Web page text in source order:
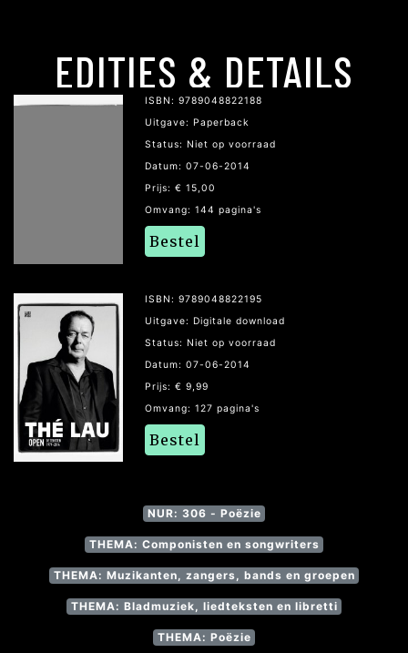
EDITIES & DETAILS
ISBN: 9789048822188
Uitgave: Paperback
Status: Niet op voorraad
Datum: 07-06-2014
Prijs: € 15,00
Omvang: 144 pagina's
Bestel
ISBN: 9789048822195
Uitgave: Digitale download
Status: Niet op voorraad
Datum: 07-06-2014
Prijs: € 9,99
Omvang: 127 pagina's
Bestel
NUR: 306 - Poëzie
THEMA: Componisten en songwriters
THEMA: Muzikanten, zangers, bands en groepen
THEMA: Bladmuziek, liedteksten en libretti
THEMA: Poëzie